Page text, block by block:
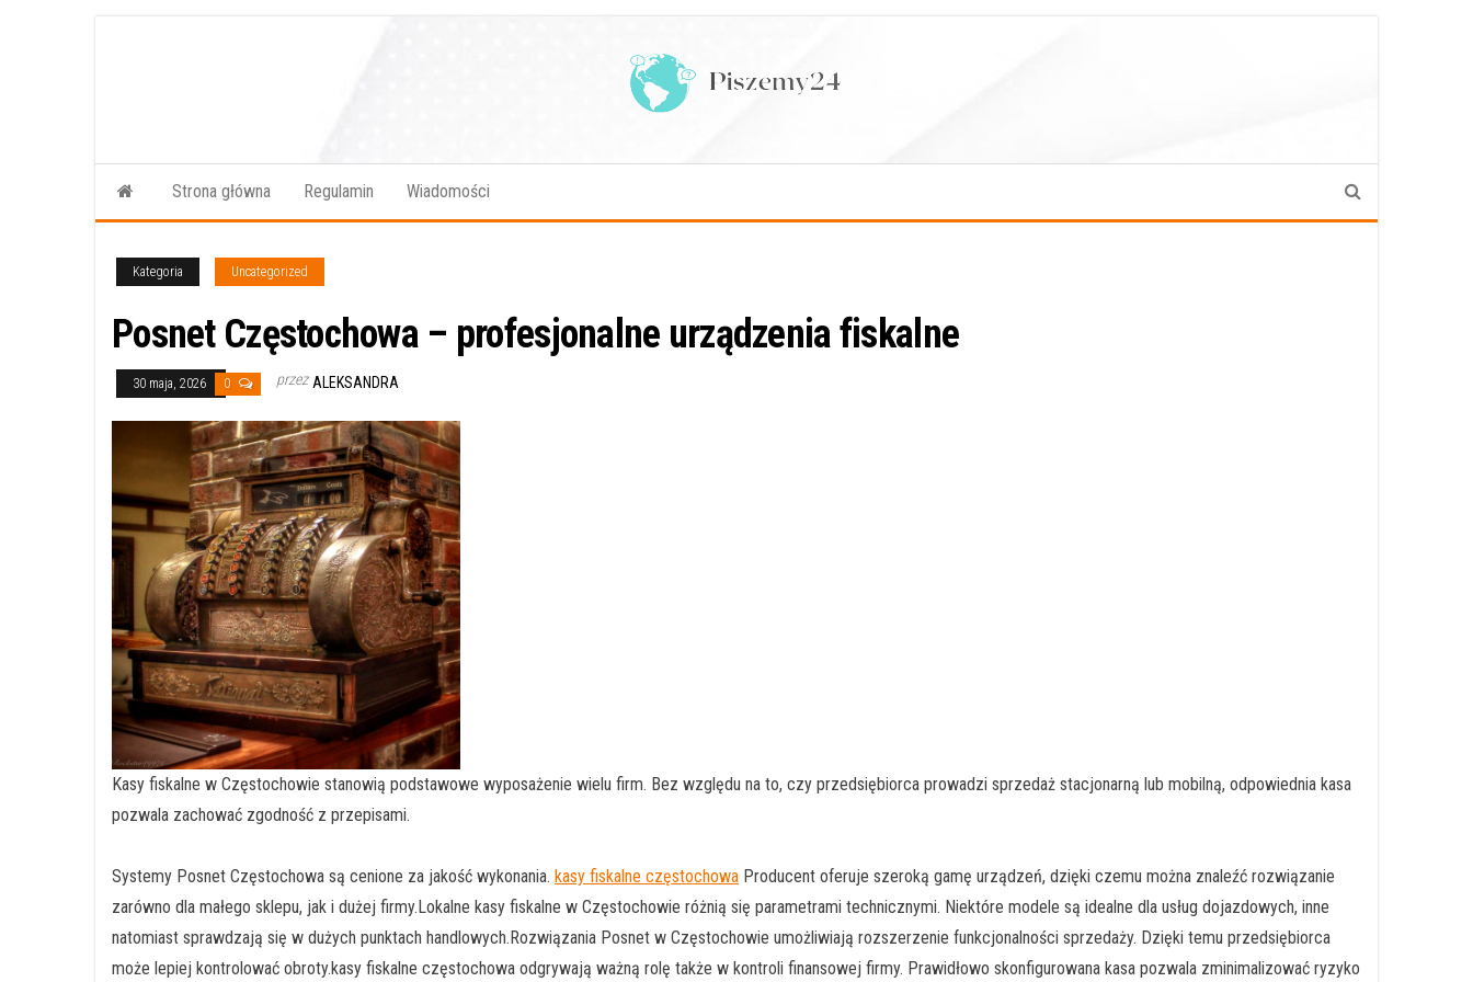
Strona główna Regulamin Wiadomości
Kategoria Uncategorized
Posnet Częstochowa – profesjonalne urządzenia fiskalne
30 maja, 2026 0 przez ALEKSANDRA
Kasy fiskalne w Częstochowie stanowią podstawowe wyposażenie wielu firm. Bez względu na to, czy przedsiębiorca prowadzi sprzedaż stacjonarną lub mobilną, odpowiednia kasa
pozwala zachować zgodność z przepisami.
Systemy Posnet Częstochowa są cenione za jakość wykonania. kasy fiskalne częstochowa Producent oferuje szeroką gamę urządzeń, dzięki czemu można znaleźć rozwiązanie
zarówno dla małego sklepu, jak i dużej firmy.Lokalne kasy fiskalne w Częstochowie różnią się parametrami technicznymi. Niektóre modele są idealne dla usług dojazdowych, inne
natomiast sprawdzają się w dużych punktach handlowych.Rozwiązania Posnet w Częstochowie umożliwiają rozszerzenie funkcjonalności sprzedaży. Dzięki temu przedsiębiorca
może lepiej kontrolować obroty.kasy fiskalne częstochowa odgrywają ważną rolę także w kontroli finansowej firmy. Prawidłowo skonfigurowana kasa pozwala zminimalizować ryzyko